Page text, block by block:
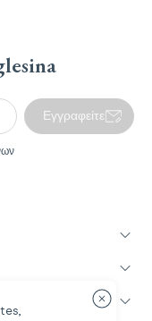
Εγγραφείτε
,